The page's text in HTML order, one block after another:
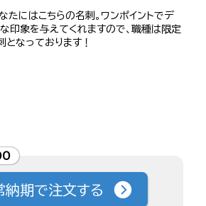
にはこちらの名刺。ワンポイントでデ
印象を与えてくれますので、職種は限定
なっております！
納期で注文する